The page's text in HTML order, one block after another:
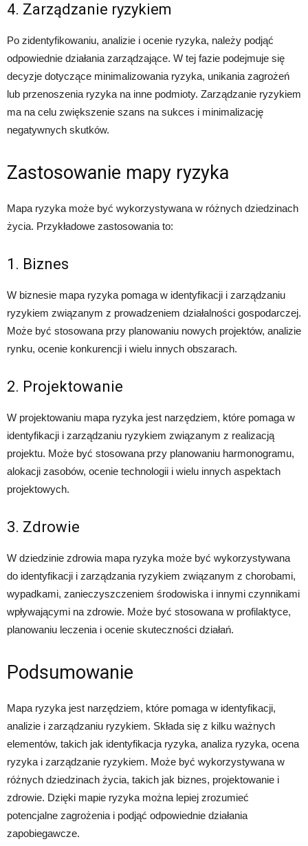
4. Zarządzanie ryzykiem
Po zidentyfikowaniu, analizie i ocenie ryzyka, należy podjąć
odpowiednie działania zarządzające. W tej fazie podejmuje się
decyzje dotyczące minimalizowania ryzyka, unikania zagrożeń
lub przenoszenia ryzyka na inne podmioty. Zarządzanie ryzykiem
ma na celu zwiększenie szans na sukces i minimalizację
negatywnych skutków.
Zastosowanie mapy ryzyka
Mapa ryzyka może być wykorzystywana w różnych dziedzinach
życia. Przykładowe zastosowania to:
1. Biznes
W biznesie mapa ryzyka pomaga w identyfikacji i zarządzaniu
ryzykiem związanym z prowadzeniem działalności gospodarczej.
Może być stosowana przy planowaniu nowych projektów, analizie
rynku, ocenie konkurencji i wielu innych obszarach.
2. Projektowanie
W projektowaniu mapa ryzyka jest narzędziem, które pomaga w
identyfikacji i zarządzaniu ryzykiem związanym z realizacją
projektu. Może być stosowana przy planowaniu harmonogramu,
alokacji zasobów, ocenie technologii i wielu innych aspektach
projektowych.
3. Zdrowie
W dziedzinie zdrowia mapa ryzyka może być wykorzystywana
do identyfikacji i zarządzania ryzykiem związanym z chorobami,
wypadkami, zanieczyszczeniem środowiska i innymi czynnikami
wpływającymi na zdrowie. Może być stosowana w profilaktyce,
planowaniu leczenia i ocenie skuteczności działań.
Podsumowanie
Mapa ryzyka jest narzędziem, które pomaga w identyfikacji,
analizie i zarządzaniu ryzykiem. Składa się z kilku ważnych
elementów, takich jak identyfikacja ryzyka, analiza ryzyka, ocena
ryzyka i zarządzanie ryzykiem. Może być wykorzystywana w
różnych dziedzinach życia, takich jak biznes, projektowanie i
zdrowie. Dzięki mapie ryzyka można lepiej zrozumieć
potencjalne zagrożenia i podjąć odpowiednie działania
zapobiegawcze.